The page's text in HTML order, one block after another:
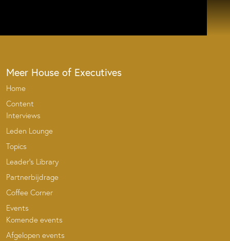
Meer House of Executives
Home
Content
Interviews
Leden Lounge
Topics
Leader’s Library
Partnerbijdrage
Coffee Corner
Events
Komende events
Afgelopen events